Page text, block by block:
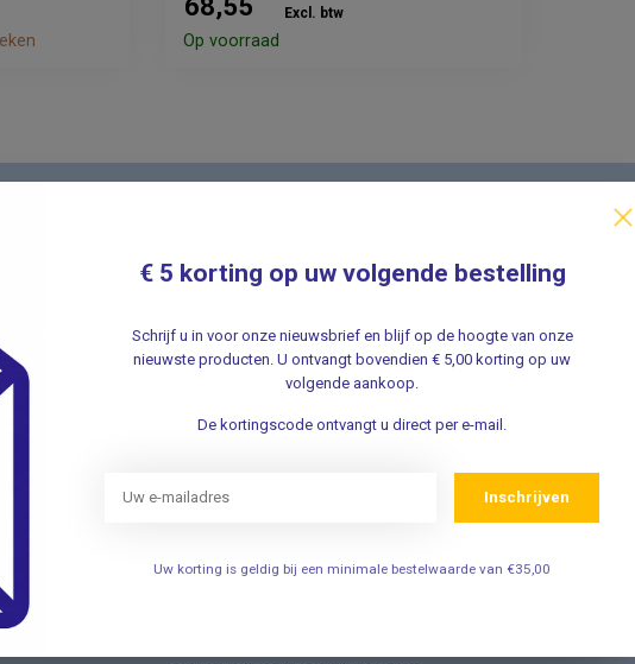
68,55 Excl. btw
Op voorraad
✔ Altijd
Schrijf u in voor onze nieuwsbrief en
Verhuizing
Mijn
Mijn
€ 5 korting op uw volgende bestelling
Schrijf u in voor onze nieuwsbrief en blijf op de hoogte van onze
nieuwste producten. U ontvangt bovendien € 5,00 korting op uw
volgende aankoop.
De kortingscode ontvangt u direct per e-mail.
Inschrijven
Uw korting is geldig bij een minimale bestelwaarde van €35,00